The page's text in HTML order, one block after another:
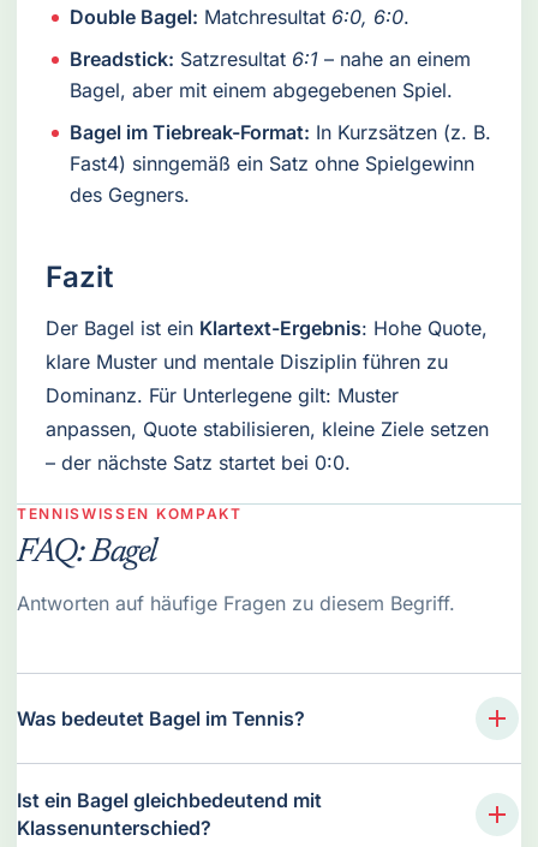
Double Bagel: Matchresultat 6:0, 6:0.
Breadstick: Satzresultat 6:1 – nahe an einem
Bagel, aber mit einem abgegebenen Spiel.
Bagel im Tiebreak-Format: In Kurzsätzen (z. B.
Fast4) sinngemäß ein Satz ohne Spielgewinn
des Gegners.
Fazit
Der Bagel ist ein Klartext-Ergebnis: Hohe Quote,
klare Muster und mentale Disziplin führen zu
Dominanz. Für Unterlegene gilt: Muster
anpassen, Quote stabilisieren, kleine Ziele setzen
– der nächste Satz startet bei 0:0.
TENNISWISSEN KOMPAKT
FAQ: Bagel
Antworten auf häufige Fragen zu diesem Begriff.
Was bedeutet Bagel im Tennis?
Ist ein Bagel gleichbedeutend mit
Klassenunterschied?